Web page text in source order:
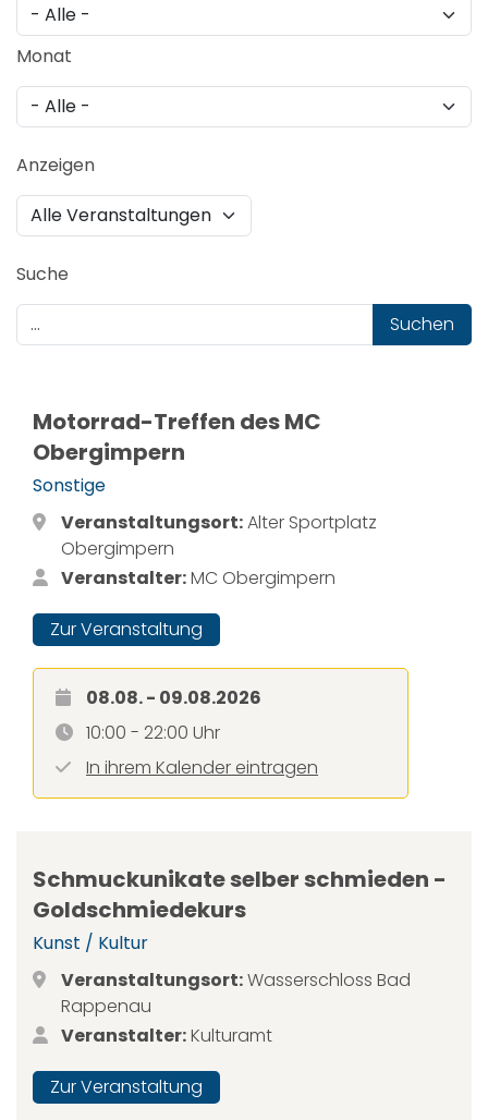
Monat
Anzeigen
Suche
Suchen
Motorrad-Treffen des MC
Obergimpern
Sonstige
Veranstaltungsort:Alter Sportplatz
Obergimpern
Veranstalter:MC Obergimpern
Zur Veranstaltung
08.08. - 09.08.2026
10:00 - 22:00 Uhr
In ihrem Kalender eintragen
Schmuckunikate selber schmieden -
Goldschmiedekurs
Kunst / Kultur
Veranstaltungsort:Wasserschloss Bad
Rappenau
Veranstalter:Kulturamt
Zur Veranstaltung